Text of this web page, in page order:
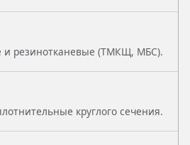
и резинотканевые (ТМКЩ, МБС).
круглого сечения.